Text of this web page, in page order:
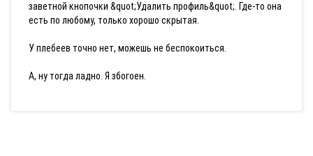
заветной кнопочки &quot;Удалить профиль&quot;. Где-то она
есть по любому, только хорошо скрытая.
У плебеев точно нет, можешь не беспокоиться.
А, ну тогда ладно. Я збогоен.